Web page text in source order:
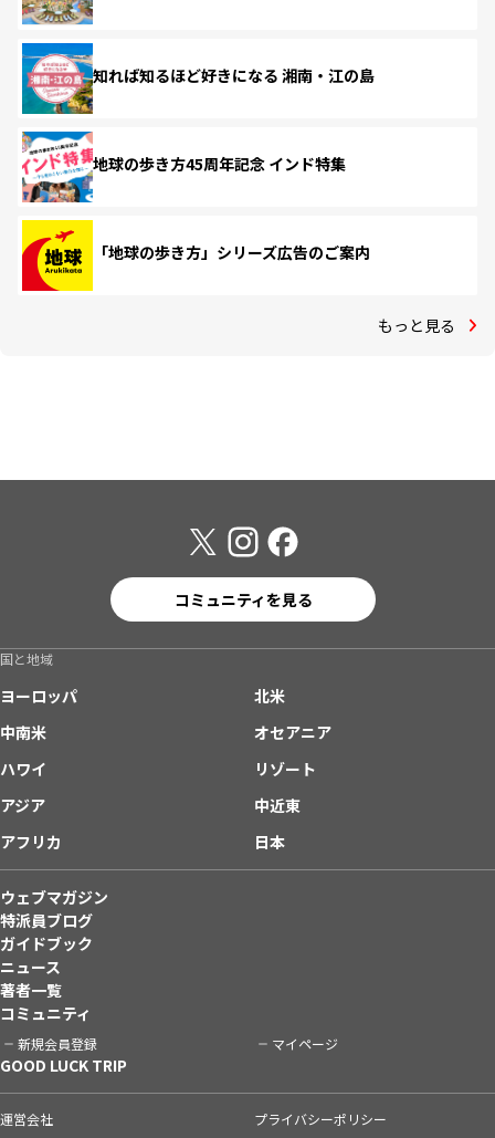
知れば知るほど好きになる 湘南・江の島
地球の歩き方45周年記念 インド特集
「地球の歩き方」シリーズ広告のご案内
もっと見る
コミュニティを見る
国と地域
ヨーロッパ
北米
中南米
オセアニア
ハワイ
リゾート
アジア
中近東
アフリカ
日本
ウェブマガジン
特派員ブログ
ガイドブック
ニュース
著者一覧
コミュニティ
新規会員登録 マイページ
GOOD LUCK TRIP
運営会社 プライバシーポリシー